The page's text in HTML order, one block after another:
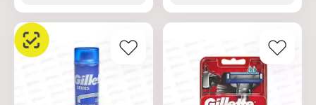
Торговая марка: Gillette
Серия: Classic
Тип товара: Пена для
Название: "Regular"
Объем: 200 мл
Barbadensis),
виноградных косточек
(Vitis Vinifera), масло
авокадо (Persea
Gratissima), гликолевая
кислота.